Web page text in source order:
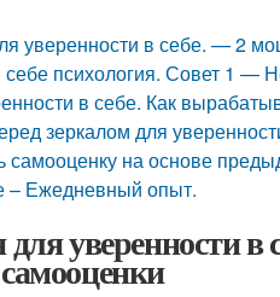
уверенности в себе. — 2
себе психология. Совет 1 —
в себе. Как
зеркалом для
самооценку на основе
– Ежедневный опыт.
уверенности